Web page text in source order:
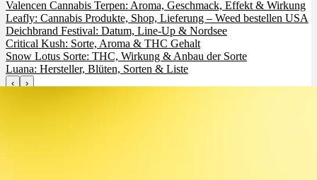
Valencen Cannabis Terpen: Aroma, Geschmack, Effekt & Wirkung
Leafly: Cannabis Produkte, Shop, Lieferung – Weed bestellen USA
Deichbrand Festival: Datum, Line-Up & Nordsee
Critical Kush: Sorte, Aroma & THC Gehalt
Snow Lotus Sorte: THC, Wirkung & Anbau der Sorte
Luana: Hersteller, Blüten, Sorten & Liste
‹ ›